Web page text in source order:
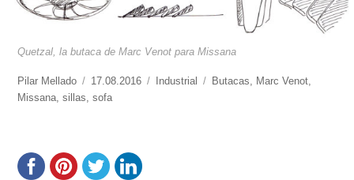
Quetzal, la butaca de Marc Venot para Missana
https://www.experimenta.es/author/pilar-
mellado/
Pilar Mellado
Publicado
el
17.08.2016 Categorías
Industrial Etiquetas
Butacas Marc Venot
Missana ,sillas ,sofa